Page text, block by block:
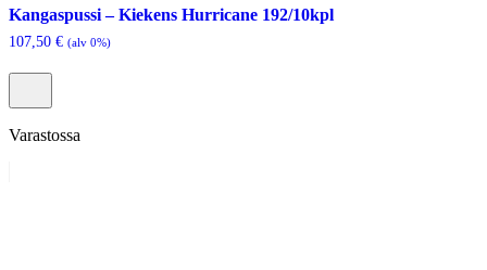
Kangaspussi – Kiekens Hurricane 192/10kpl
107,50 € (alv 0%)
Varastossa